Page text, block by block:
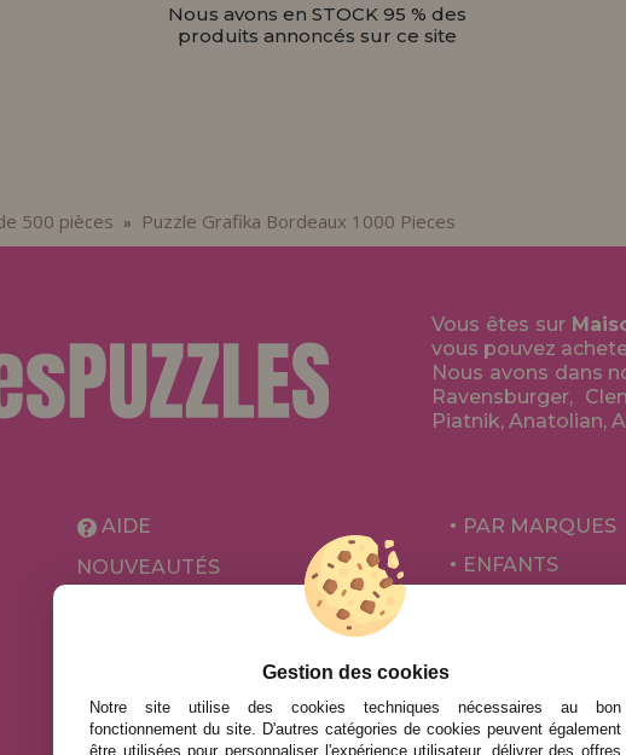
Nous avons en STOCK 95 % des
produits annoncés sur ce site
500 pièces » Puzzle Grafika Bordeaux 1000 Pieces
Vous êtes sur
vous pouvez
Nous avons dans
Ravensburger,
Piatnik, Anatolian,
AIDE
NOUVEAUTÉS
PROMOTIONS ET OFFRES
PAR MARQUES
ENFANTS
JEUX DE
Gestion des cookies
Notre site utilise des cookies techniques nécessaires au bon
fonctionnement du site. D'autres catégories de cookies peuvent également
être utilisées pour personnaliser l'expérience utilisateur, délivrer des offres